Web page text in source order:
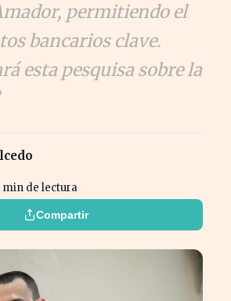
permitiendo el
bancarios clave.
esta pesquisa sobre la
min de lectura
Compartir